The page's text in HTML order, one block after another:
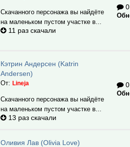
Скачанного персонажа вы найдёте
на маленьком пустом участке в...
11 раз скачали
Кэтрин Андерсен (Katrin
Andersen)
От: Lineja
Скачанного персонажа вы найдёте
на маленьком пустом участке в...
13 раз скачали
Оливия Лав (Olivia Love)